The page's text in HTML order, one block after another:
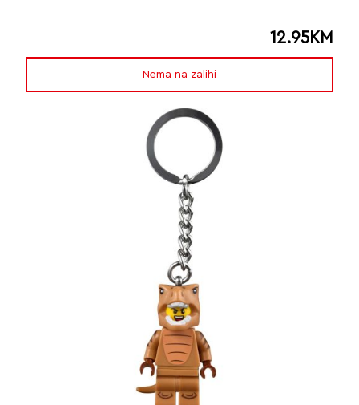
12.95KM
Nema na zalihi